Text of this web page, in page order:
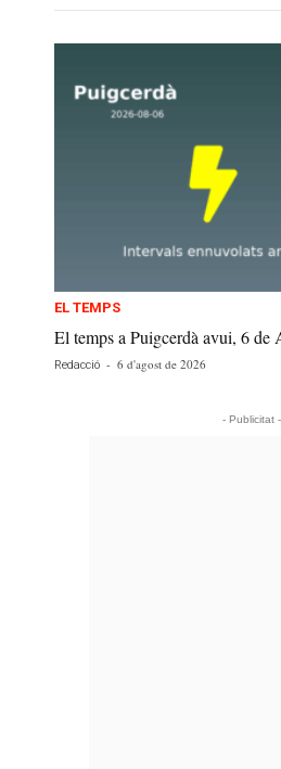
EL TEMPS
El temps a Puigcerdà avui, 6 de
Redacció - 6 d'agost de 2026
- Publicitat -